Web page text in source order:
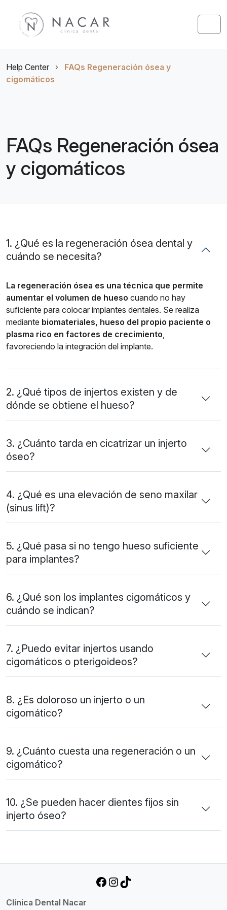
Help Center ›
FAQs Regeneración ósea y
cigomáticos
FAQs Regeneración ósea
y cigomáticos
1. ¿Qué es la regeneración ósea dental y
cuándo se necesita?
La regeneración ósea es una técnica que permite
aumentar el volumen de hueso cuando no hay
suficiente para colocar implantes dentales. Se realiza
mediante biomateriales, hueso del propio paciente o
plasma rico en factores de crecimiento
favoreciendo la integración del implante.
2. ¿Qué tipos de injertos existen y de
dónde se obtiene el hueso?
3. ¿Cuánto tarda en cicatrizar un injerto
óseo?
4. ¿Qué es una elevación de seno maxilar
(sinus lift)?
5. ¿Qué pasa si no tengo hueso suficiente
para implantes?
6. ¿Qué son los implantes cigomáticos y
cuándo se indican?
7. ¿Puedo evitar injertos usando
cigomáticos o pterigoideos?
8. ¿Es doloroso un injerto o un
cigomático?
9. ¿Cuánto cuesta una regeneración o un
cigomático?
10. ¿Se pueden hacer dientes fijos sin
injerto óseo?
Facebook
Instagram
TikTok
Clínica Dental Nacar